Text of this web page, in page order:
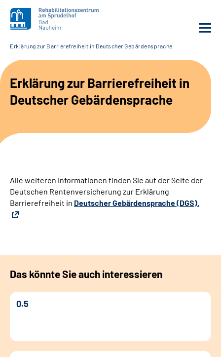
Unsere Klinik
Unsere Angebote
Suche
Login
Erklärung zur Barrierefreiheit in Deutscher Gebärdensprache
Erklärung zur Barrierefreiheit in
Deutscher Gebärdensprache
Alle weiteren Informationen finden Sie auf der Seite der
Deutschen Rentenversicherung zur Erklärung
Barrierefreiheit in Deutscher Gebärdensprache (DGS).
Das könnte Sie auch interessieren
0.5